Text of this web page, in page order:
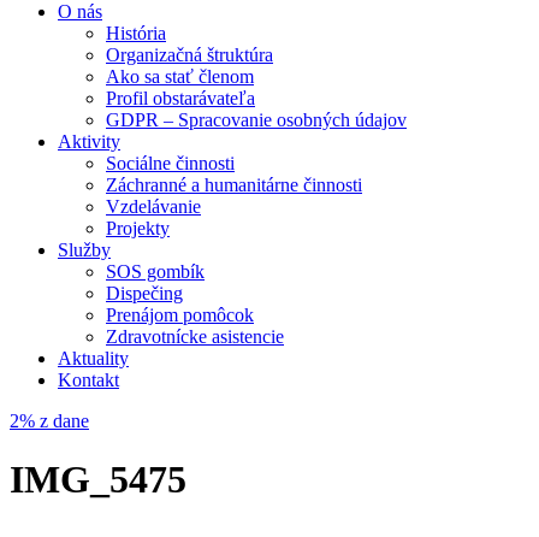
O nás
História
Organizačná štruktúra
Ako sa stať členom
Profil obstarávateľa
GDPR – Spracovanie osobných údajov
Aktivity
Sociálne činnosti
Záchranné a humanitárne činnosti
Vzdelávanie
Projekty
Služby
SOS gombík
Dispečing
Prenájom pomôcok
Zdravotnícke asistencie
Aktuality
Kontakt
2% z dane
IMG_5475